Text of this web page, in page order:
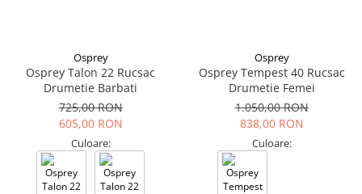
Osprey
Osprey Talon 22 Rucsac
Drumetie Barbati
725,00 RON
605,00 RON
Culoare:
Osprey
Osprey Tempest 40 Rucsac
Drumetie Femei
1.050,00 RON
838,00 RON
Culoare: